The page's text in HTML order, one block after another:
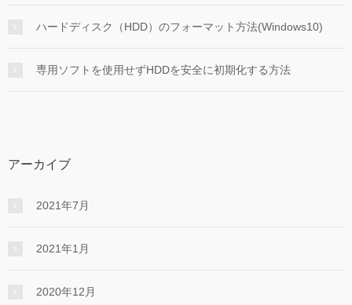
ハードディスク（HDD）のフォーマット方法(Windows10)
専用ソフトを使用せずHDDを安全に初期化する方法
アーカイブ
2021年7月
2021年1月
2020年12月